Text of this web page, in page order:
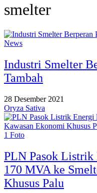
smelter
News
Industri Smelter
Tambah
28 Desember 2021
Oryza Sativa
1 Foto
PLN Pasok Listrik
170 MVA ke
Khusus Palu